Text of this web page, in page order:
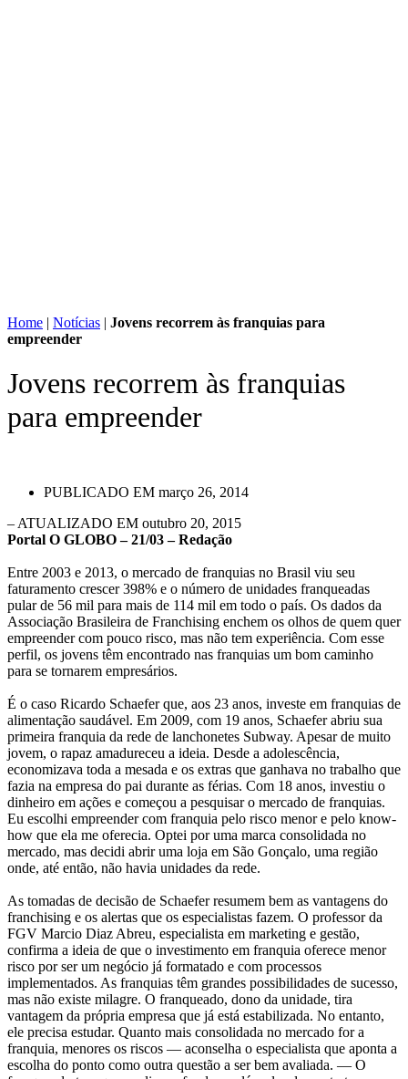
Home | Notícias | Jovens recorrem às franquias para
empreender
Jovens recorrem às franquias
para empreender
PUBLICADO EM março 26, 2014
– ATUALIZADO EM outubro 20, 2015
Portal O GLOBO – 21/03 – Redação
Entre 2003 e 2013, o mercado de franquias no Brasil viu seu
faturamento crescer 398% e o número de unidades franqueadas
pular de 56 mil para mais de 114 mil em todo o país. Os dados da
Associação Brasileira de Franchising enchem os olhos de quem quer
empreender com pouco risco, mas não tem experiência. Com esse
perfil, os jovens têm encontrado nas franquias um bom caminho
para se tornarem empresários.
É o caso Ricardo Schaefer que, aos 23 anos, investe em franquias de
alimentação saudável. Em 2009, com 19 anos, Schaefer abriu sua
primeira franquia da rede de lanchonetes Subway. Apesar de muito
jovem, o rapaz amadureceu a ideia. Desde a adolescência,
economizava toda a mesada e os extras que ganhava no trabalho que
fazia na empresa do pai durante as férias. Com 18 anos, investiu o
dinheiro em ações e começou a pesquisar o mercado de franquias.
Eu escolhi empreender com franquia pelo risco menor e pelo know-
how que ela me oferecia. Optei por uma marca consolidada no
mercado, mas decidi abrir uma loja em São Gonçalo, uma região
onde, até então, não havia unidades da rede.
As tomadas de decisão de Schaefer resumem bem as vantagens do
franchising e os alertas que os especialistas fazem. O professor da
FGV Marcio Diaz Abreu, especialista em marketing e gestão,
confirma a ideia de que o investimento em franquia oferece menor
risco por ser um negócio já formatado e com processos
implementados. As franquias têm grandes possibilidades de sucesso,
mas não existe milagre. O franqueado, dono da unidade, tira
vantagem da própria empresa que já está estabilizada. No entanto,
ele precisa estudar. Quanto mais consolidada no mercado for a
franquia, menores os riscos — aconselha o especialista que aponta a
escolha do ponto como outra questão a ser bem avaliada. — O